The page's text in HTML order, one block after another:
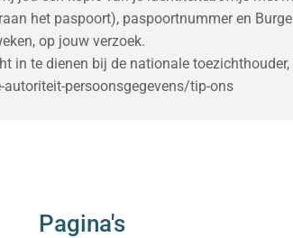
het paspoort), paspoortnummer en
op jouw verzoek.
te dienen bij de nationale
persoonsgegevens/tip-ons
Pagina's